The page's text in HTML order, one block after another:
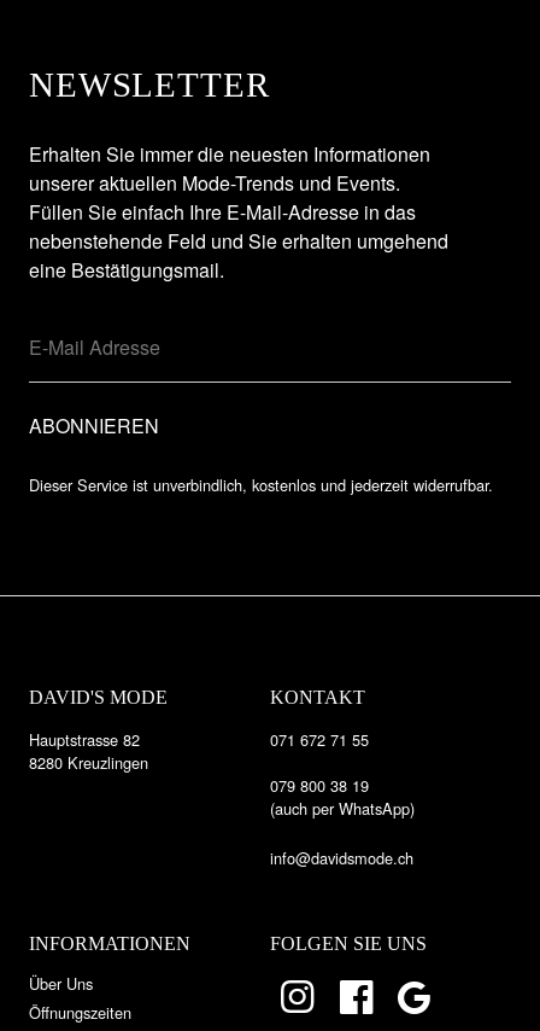
NEWSLETTER
Erhalten Sie immer die neuesten Informationen
unserer aktuellen Mode-Trends und Events.
Füllen Sie einfach Ihre E-Mail-Adresse in das
nebenstehende Feld und Sie erhalten umgehend
eine Bestätigungsmail.
Dieser Service ist unverbindlich, kostenlos und jederzeit widerrufbar.
DAVID'S MODE
Hauptstrasse 82
8280 Kreuzlingen
KONTAKT
071 672 71 55
079 800 38 19
(auch per WhatsApp)
info@davidsmode.ch
INFORMATIONEN
Über Uns
Öffnungszeiten
FOLGEN SIE UNS